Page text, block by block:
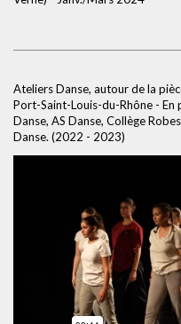
Ateliers Danse, autour de la
Port-Saint-Louis-du-Rhône -
Danse, AS Danse, Collège
Danse. (2022 - 2023)